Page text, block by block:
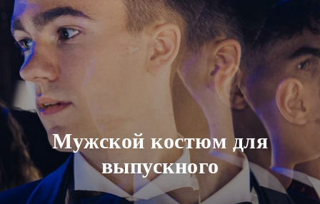
Мужской костюм для
выпускного